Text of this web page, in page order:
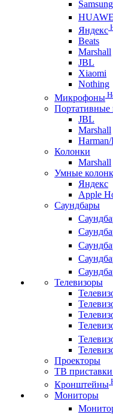
Samsung
Яндекс
Beats
Marshall
JBL
Xiaomi
Nothing
Микрофоны
Портативные
JBL
Marshall
Колонки
Marshall
Умные
Яндекс
Apple
Саундбары
Телевизоры
Проекторы
ТВ
Кронштейны
Мониторы